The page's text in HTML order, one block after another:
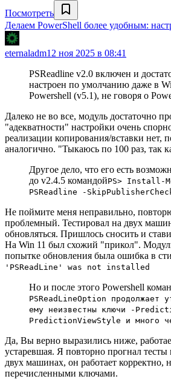
Посмотреть
Делаем PowerShell более удобным:
eternaladm12 ноя 2025 в 08:41
PSReadline v2.0 включен и
настроен по умолчанию даже в
Powershell (v5.1), не говоря о
Далеко не во все, модуль достаточно
"адекватности" настройки очень
реализации копирования/вставки нет,
аналогично. "Тыкаюсь по 100 раз, так
Другое дело, что его есть
до v2.4.5 командойPS> Install-
PSReadline -
Не поймите меня неправильно,
проблемный. Тестировал на двух
обновляться. Пришлось сносить и
На Win 11 был схожий "прикол".
попытке обновления была ошибка в
'PSReadLine' was not installed
Но и после этого Powershell
PSReadLineOption продолжает
ему неизвестны ключи -
PredictionViewStyle и много
Да, Вы верно выразились ниже,
устаревшая. Я повторно прогнал
двух машинах, он работает корректно,
перечисленными ключами.